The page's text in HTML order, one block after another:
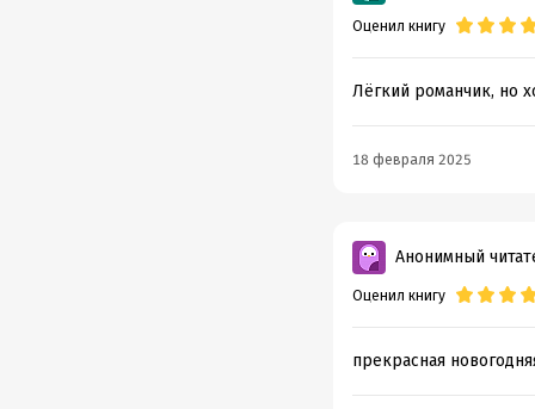
Оценил книгу
Лёгкий романчик, но
18 февраля 2025
Анонимный
Оценил книгу
прекрасная